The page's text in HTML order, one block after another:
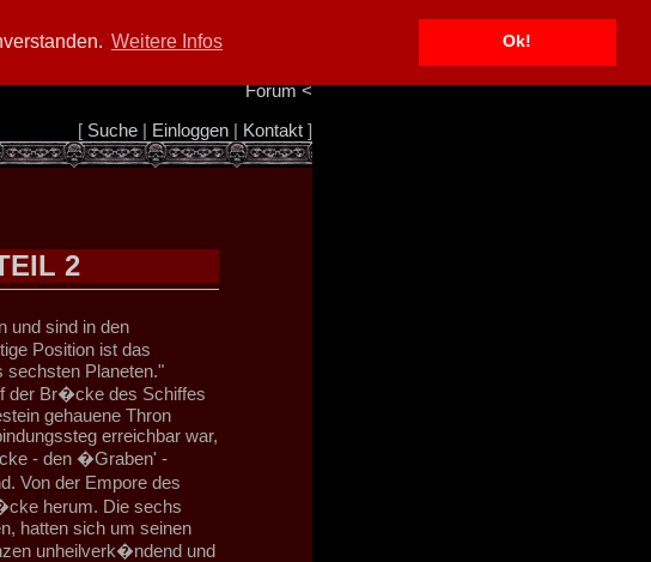
Weitere Infos Ok!
Info/Impressum
Forum<
[ Suche| Einloggen| Kontakt]
2
und sind in den
Position ist das
sechsten Planeten."
der Br�cke des Schiffes
gehauene Thron
erreichbar war,
- den �Graben' -
Von der Empore des
herum. Die sechs
hatten sich um seinen
unheilverk�ndend und